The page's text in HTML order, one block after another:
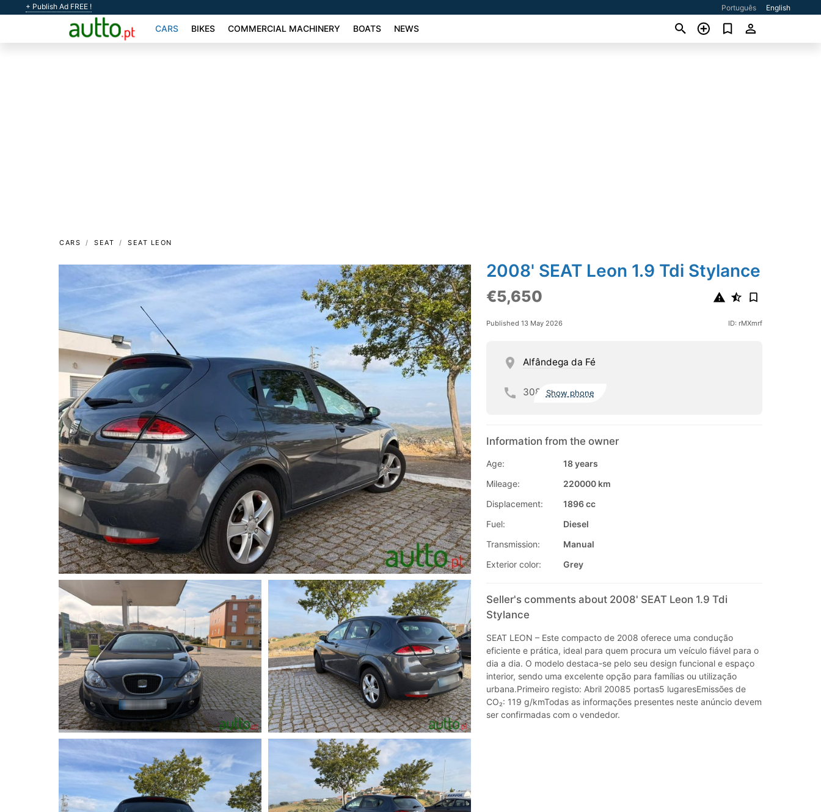
+ Publish Ad FREE ! Português English
CARS BIKES COMMERCIAL MACHINERY BOATS NEWS
CARS SEAT SEAT LEON
2008' SEAT Leon 1.9 Tdi Stylance
€5,650
Published 13 May 2026 ID: rMXmrf
Alfândega da Fé
308 Show phone
Information from the owner
Age:
18 years
Mileage:
220000 km
Displacement:
1896 cc
Fuel:
Diesel
Transmission:
Manual
Exterior color:
Grey
Seller's comments about 2008' SEAT Leon 1.9 Tdi
Stylance
SEAT LEON – Este compacto de 2008 oferece uma condução
eficiente e prática, ideal para quem procura um veículo fiável para o
dia a dia. O modelo destaca-se pelo seu design funcional e espaço
interior, sendo uma excelente opção para famílias ou utilização
urbana.Primeiro registo: Abril 20085 portas5 lugaresEmissões de
CO₂: 119 g/kmTodas as informações presentes neste anúncio devem
ser confirmadas com o vendedor.